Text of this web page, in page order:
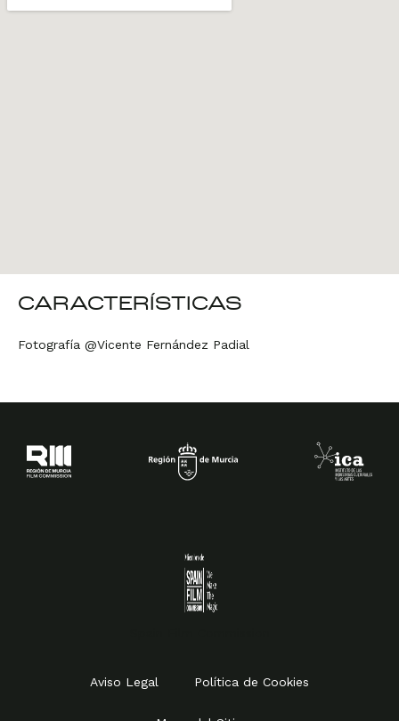
CARACTERÍSTICAS
Fotografía @Vicente Fernández Padial
Aviso Legal Política de Cookies